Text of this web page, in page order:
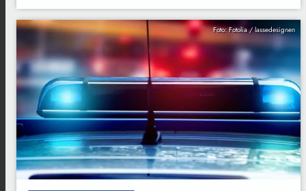
Foto: Fotolia / lassedesignen